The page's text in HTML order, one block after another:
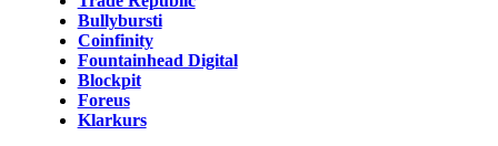
Bullybursti
Coinfinity
Fountainhead Digital
Blockpit
Foreus
Klarkurs